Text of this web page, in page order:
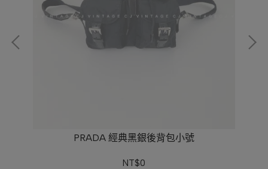
PRADA 經典黑銀後背包小號
NT$0